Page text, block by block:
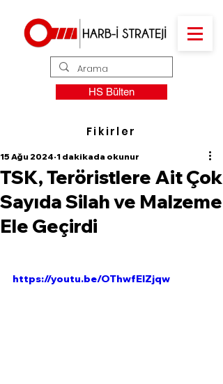
HS Bülten
Fikirler
TSK, Teröristlere Ait Çok
Sayıda Silah ve Malzeme
Ele Geçirdi
15 Ağu 2024 1 dakikada okunur
https://youtu.be/OThwfElZjqw